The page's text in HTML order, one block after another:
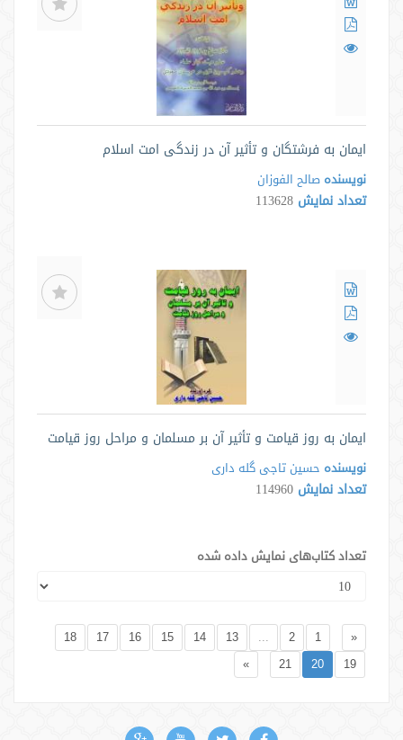
ایمان به فرشتگان و تأثیر آن در زندگی امت اسلام
نویسنده صالح الفوزان
تعداد نمایش 113628
ایمان به روز قیامت و تأثیر آن بر مسلمان و مراحل روز قیامت
نویسنده حسین تاجی گله داری
تعداد نمایش 114960
تعداد کتاب‌های نمایش داده شده
«
1
2
...
13
14
15
16
17
18
19
20
21
»